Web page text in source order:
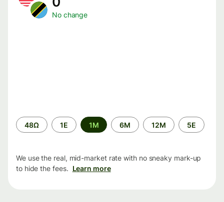
No change
Time
period
48Ω 1Ε 1M 6M 12M 5Ε
We use the real, mid-market rate with no sneaky mark-up
to hide the fees. Learn more